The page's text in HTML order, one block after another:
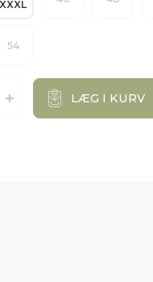
XXXL
54
LÆG I KURV